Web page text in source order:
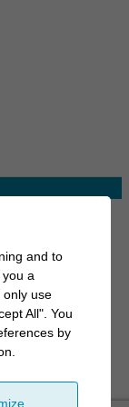
and to
a
only use
All". You
by